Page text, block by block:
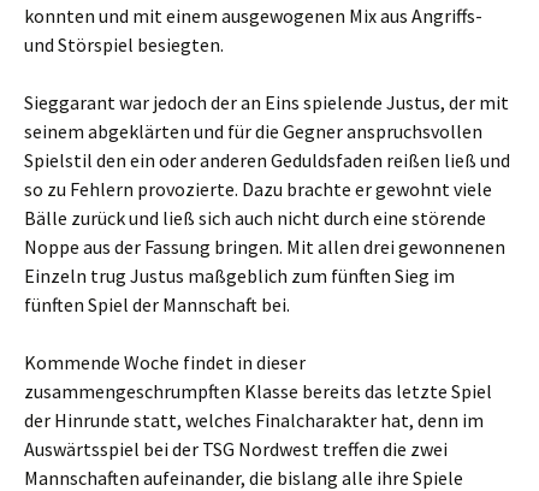
konnten und mit einem ausgewogenen Mix aus Angriffs-
und Störspiel besiegten.
Sieggarant war jedoch der an Eins spielende Justus, der mit
seinem abgeklärten und für die Gegner anspruchsvollen
Spielstil den ein oder anderen Geduldsfaden reißen ließ und
so zu Fehlern provozierte. Dazu brachte er gewohnt viele
Bälle zurück und ließ sich auch nicht durch eine störende
Noppe aus der Fassung bringen. Mit allen drei gewonnenen
Einzeln trug Justus maßgeblich zum fünften Sieg im
fünften Spiel der Mannschaft bei.
Kommende Woche findet in dieser
zusammengeschrumpften Klasse bereits das letzte Spiel
der Hinrunde statt, welches Finalcharakter hat, denn im
Auswärtsspiel bei der TSG Nordwest treffen die zwei
Mannschaften aufeinander, die bislang alle ihre Spiele